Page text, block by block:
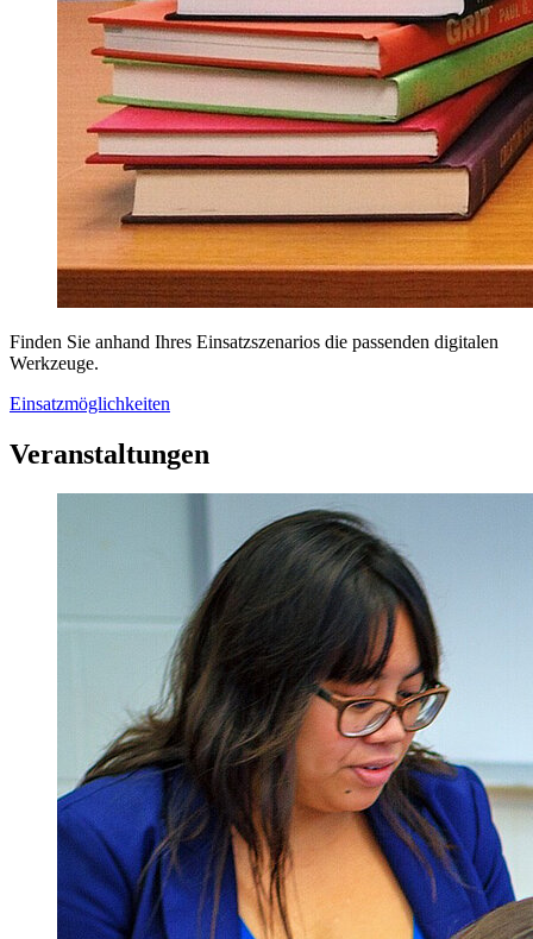
Finden Sie anhand Ihres Einsatzszenarios die passenden digitalen
Werkzeuge.
Einsatzmöglichkeiten
Veranstaltungen